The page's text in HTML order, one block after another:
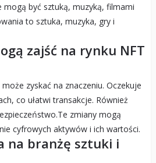
być sztuką, muzyką, filmami
to sztuka, muzyka, gry i
zajść na rynku NFT
zyskać na znaczeniu. Oczekuje
co ułatwi transakcje. Również
zmiany mogą
cyfrowych aktywów i ich wartości.
na branżę sztuki i